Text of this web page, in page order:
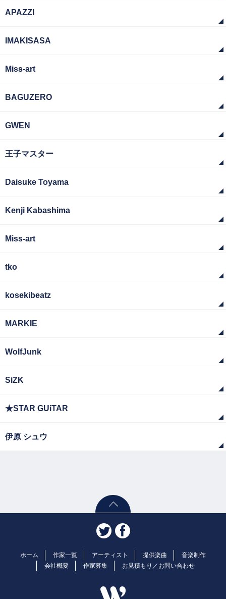
APAZZI
IMAKISASA
Miss-art
BAGUZERO
GWEN
王子マスター
Daisuke Toyama
Kenji Kabashima
Miss-art
tko
kosekibeatz
MARKIE
WolfJunk
SiZK
★STAR GUiTAR
伊原 シュウ
ホーム 作家一覧 アーティスト 提供楽曲
音楽制作
会社概要
作家募集 お見積もり／お問い合わせ